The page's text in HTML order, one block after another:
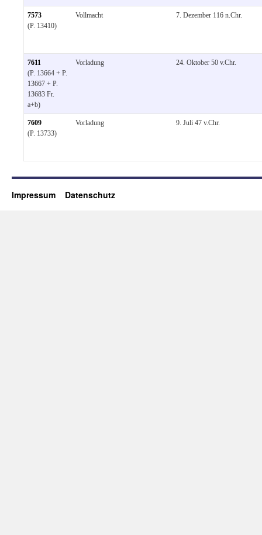
7573
(P. 13410)
Vollmacht 7. Dezember 116 n.Chr.
7611
(P. 13664 + P.
13667 + P.
13683 Fr.
a+b)
Vorladung 24. Oktober 50 v.Chr.
7609
(P. 13733)
Vorladung 9. Juli 47 v.Chr.
Impressum Datenschutz